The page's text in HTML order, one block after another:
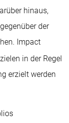
hinaus,
der
Impact
in der Regel
erzielt werden